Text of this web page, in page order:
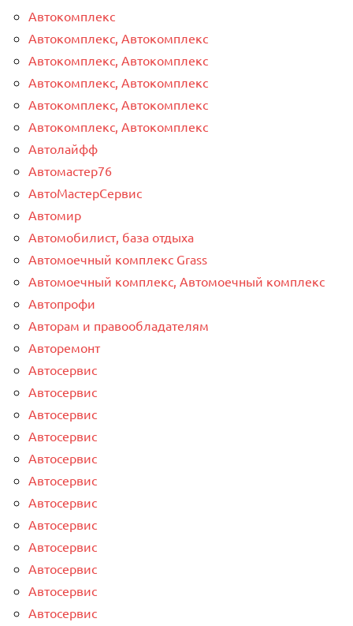
Автокомплекс
Автокомплекс, Автокомплекс
Автокомплекс, Автокомплекс
Автокомплекс, Автокомплекс
Автокомплекс, Автокомплекс
Автокомплекс, Автокомплекс
Автолайфф
Автомастер76
АвтоМастерСервис
Автомир
Автомобилист, база отдыха
Автомоечный комплекс Grass
Автомоечный комплекс, Автомоечный комплекс
Автопрофи
Авторам и правообладателям
Авторемонт
Автосервис
Автосервис
Автосервис
Автосервис
Автосервис
Автосервис
Автосервис
Автосервис
Автосервис
Автосервис
Автосервис
Автосервис